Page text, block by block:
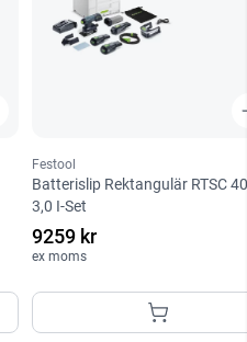
Festool
Batterislip Rektangulär RTSC
3,0 I-Set
9259 kr
ex moms